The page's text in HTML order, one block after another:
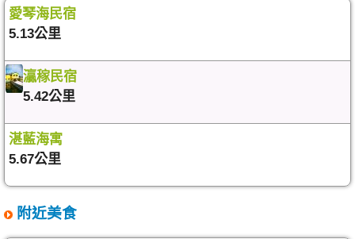
愛琴海民宿
5.13公里
灜稼民宿
5.42公里
湛藍海寓
5.67公里
附近美食